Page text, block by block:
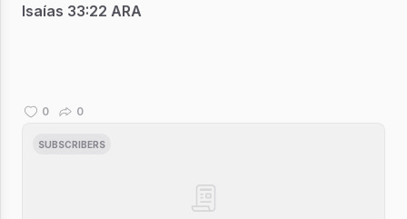
Isaías 33:22 ARA
0 0
SUBSCRIBERS